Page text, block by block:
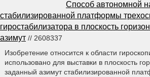
Способ автономной
стабилизированной платформы
гиростабилизатора в плоскость
азимут // 2608337
Изобретение относится к области
использовано для выставки в плоскость
заданный азимут стабилизированной